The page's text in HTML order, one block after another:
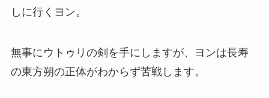
しに行くヨン。
無事にウトゥリの剣を手にしますが、ヨンは長寿
の東方朔の正体がわからず苦戦します。